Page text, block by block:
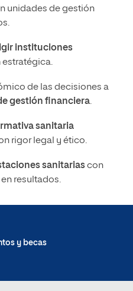
unidades de gestión
instituciones
estratégica.
de las decisiones a
gestión financiera.
sanitaria
rigor legal y ético.
sanitariascon
resultados.
y becas